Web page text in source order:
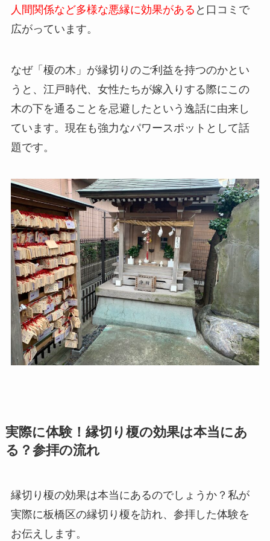
人間関係など多様な悪縁に効果がある と口コミで
広がっています。
なぜ「榎の木」が縁切りのご利益を持つのかとい
うと、江戸時代、女性たちが嫁入りする際にこの
木の下を通ることを忌避したという逸話に由来し
ています。現在も強力なパワースポットとして話
題です。
実際に体験！縁切り榎の効果は本当にあ
る？参拝の流れ
縁切り榎の効果は本当にあるのでしょうか？私が
実際に板橋区の縁切り榎を訪れ、参拝した体験を
お伝えします。